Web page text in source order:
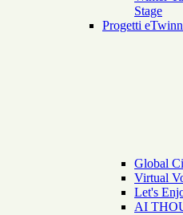
Stage
Progetti
Global
Virtual
Let's
AI